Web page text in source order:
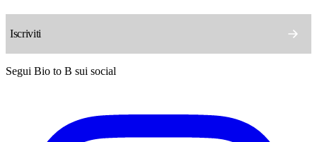
Segui Bio to B sui social